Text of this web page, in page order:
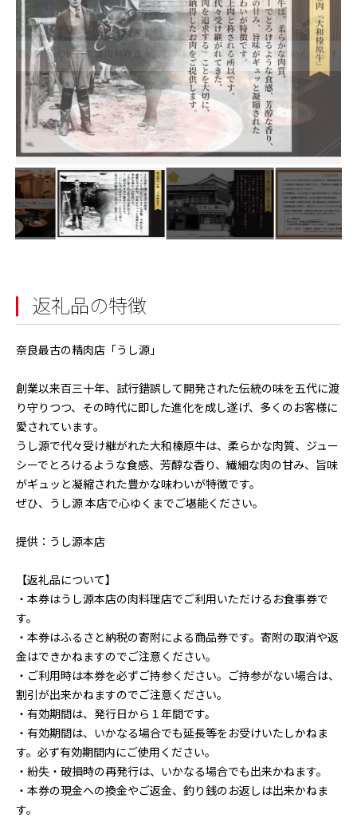
返礼品の特徴
奈良最古の精肉店「うし源」
創業以来百三十年、試行錯誤して開発された伝統の味を五代に渡
り守りつつ、その時代に即した進化を成し遂げ、多くのお客様に
愛されています。
うし源で代々受け継がれた大和榛原牛は、柔らかな肉質、ジュー
シーでとろけるような食感、芳醇な香り、繊細な肉の甘み、旨味
がギュッと凝縮された豊かな味わいが特徴です。
ぜひ、うし源 本店で心ゆくまでご堪能ください。
提供：うし源本店
【返礼品について】
・本券はうし源本店の肉料理店でご利用いただけるお食事券で
す。
・本券はふるさと納税の寄附による商品券です。寄附の取消や返
金はできかねますのでご注意ください。
・ご利用時は本券を必ずご持参ください。ご持参がない場合は、
割引が出来かねますのでご注意ください。
・有効期間は、発行日から１年間です。
・有効期間は、いかなる場合でも延長等をお受けいたしかねま
す。必ず有効期間内にご使用ください。
・紛失・破損時の再発行は、いかなる場合でも出来かねます。
・本券の現金への換金やご返金、釣り銭のお返しは出来かねま
す。